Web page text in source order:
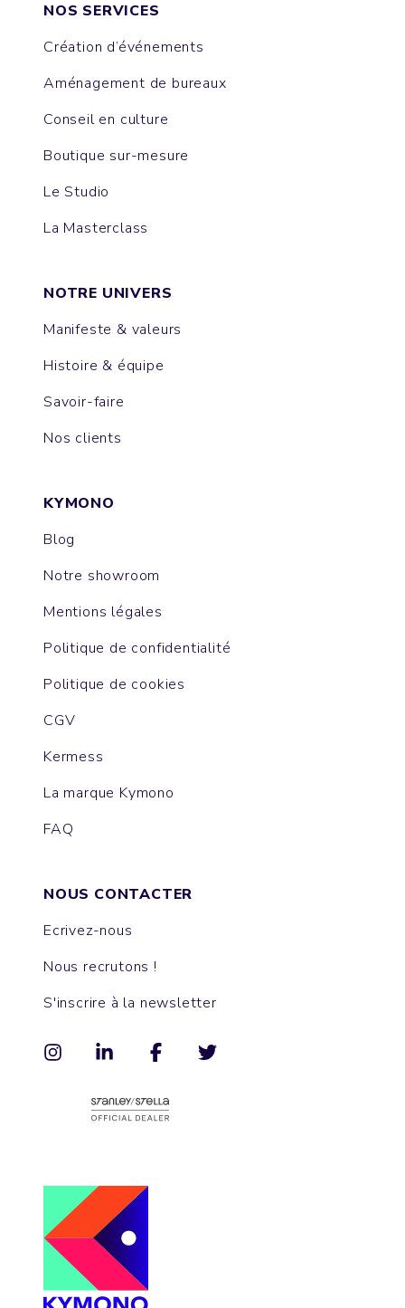
NOS SERVICES
Création d’événements
Aménagement de bureaux
Conseil en culture
Boutique sur-mesure
Le Studio
La Masterclass
NOTRE UNIVERS
Manifeste & valeurs
Histoire & équipe
Savoir-faire
Nos clients
KYMONO
Blog
Notre showroom
Mentions légales
Politique de confidentialité
Politique de cookies
CGV
Kermess
La marque Kymono
FAQ
NOUS CONTACTER
Ecrivez-nous
Nous recrutons !
S'inscrire à la newsletter